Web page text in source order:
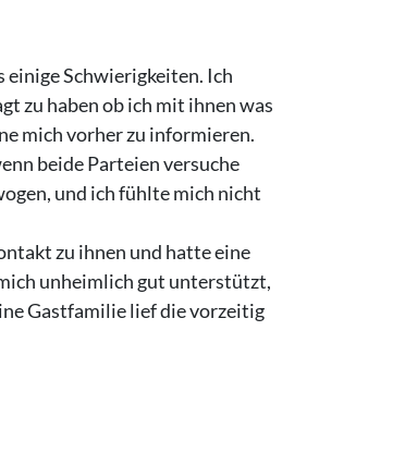
einige Schwierigkeiten. Ich
zu haben ob ich mit ihnen was
mich vorher zu informieren.
beide Parteien versuche
und ich fühlte mich nicht
zu ihnen und hatte eine
unheimlich gut unterstützt,
Gastfamilie lief die vorzeitig